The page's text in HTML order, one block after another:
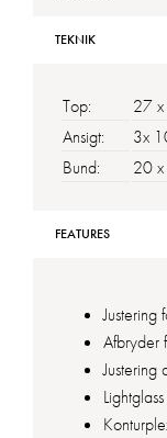
TEKNIK
Top:
27
Ansigt:
3x
Bund:
20
FEATURES
Justering
Afbryder
Justering